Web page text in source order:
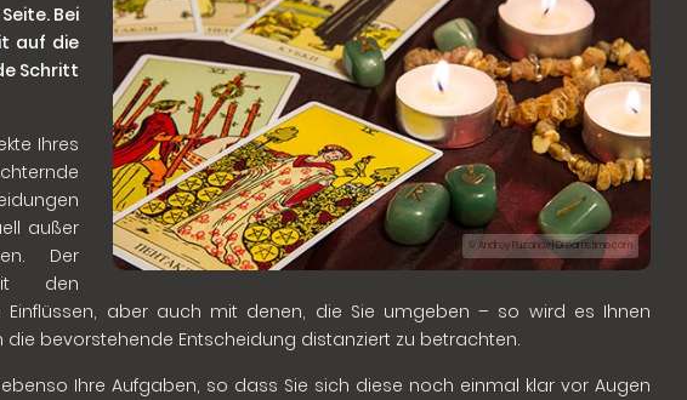
© Andrey Puzanov | Dreamstime.com
Bei
auf die
Schritt
Ihres
außer
Der
den
aber auch mit denen, die Sie umgeben – so wird es Ihnen
bevorstehende Entscheidung distanziert zu betrachten.
Ihre Aufgaben, so dass Sie sich diese noch einmal klar vor Augen